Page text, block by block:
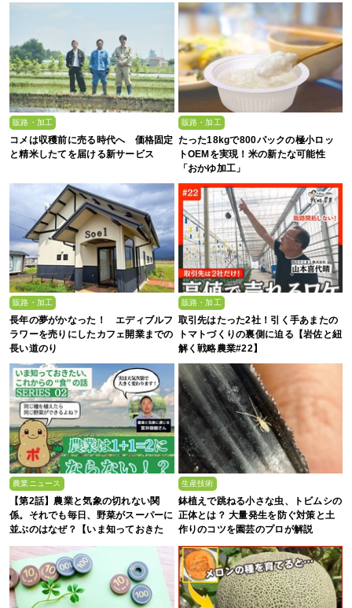
販路・加工
コメは収穫前に売る時代へ 価格固定
と精米したてを届ける新サービス
販路・加工
たった18kgで800パックの極小ロッ
トOEMを実現！米の新たな可能性
「おかゆ加工」
販路・加工
長年の夢がかなった！ エディブルフ
ラワーを売りにしたカフェ開業までの
長い道のり
販路・加工
取引先はたった2社！引く手あまたの
トマトづくりの裏側に迫る【岩佐と紐
解く戦略農業#22】
農業ニュース
【第2話】農業と気象の切れない関
係。それでも毎日、野菜がスーパーに
並ぶのはなぜ？【いま知っておきた
い、これからの”食”の話】
生産技術
鉢植えで跳ねる小さな虫、トビムシの
正体とは？ 大量発生を防ぐ対策と土
作りのコツを園芸のプロが解説